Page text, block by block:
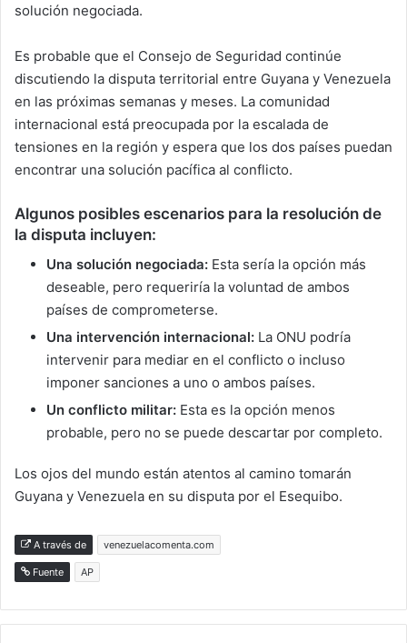
solución negociada.
Es probable que el Consejo de Seguridad continúe
discutiendo la disputa territorial entre Guyana y Venezuela
en las próximas semanas y meses. La comunidad
internacional está preocupada por la escalada de
tensiones en la región y espera que los dos países puedan
encontrar una solución pacífica al conflicto.
Algunos posibles escenarios para la resolución de
la disputa incluyen:
Una solución negociada: Esta sería la opción más
deseable, pero requeriría la voluntad de ambos
países de comprometerse.
Una intervención internacional: La ONU podría
intervenir para mediar en el conflicto o incluso
imponer sanciones a uno o ambos países.
Un conflicto militar: Esta es la opción menos
probable, pero no se puede descartar por completo.
Los ojos del mundo están atentos al camino tomarán
Guyana y Venezuela en su disputa por el Esequibo.
A través de venezuelacomenta.com
Fuente AP